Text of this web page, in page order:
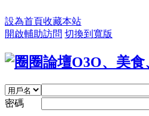
設為首頁收藏本站
開啟輔助訪問 切換到寬版
密碼